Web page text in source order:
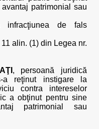
patrimonial sau
infracţiunea de fals
alin. (1) din Legea nr.
, persoană juridică
a reţinut instigare la
contra intereselor
a obţinut pentru sine
patrimonial sau